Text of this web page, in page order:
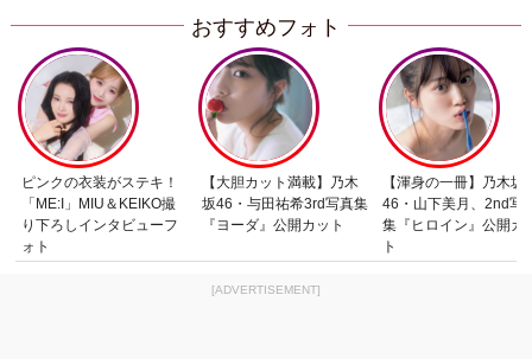
おすすめフォト
ピンクの衣装がステキ！
「ME:I」MIU＆KEIKO撮
り下ろしインタビューフ
ォト
【大胆カット満載】乃木
坂46・与田祐希3rd写真集
『ヨーダ』公開カット
【渾身の一冊】乃木坂
46・山下美月、2nd写
集『ヒロイン』公開カ
ト
[ADVERTISEMENT]